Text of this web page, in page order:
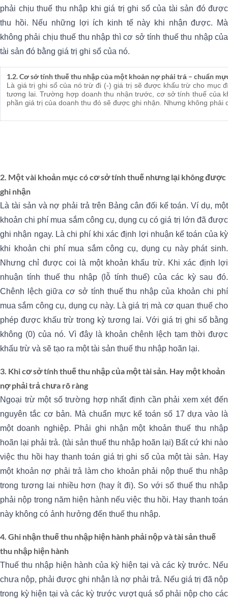
phải chịu thuế thu nhập khi giá trị ghi sổ của tài sản đó được
thu hồi. Nếu những lợi ích kinh tế này khi nhận được. Mà
không phải chịu thuế thu nhập thì cơ sở tính thuế thu nhập của
tài sản đó bằng giá trị ghi sổ của nó.
1.2. Cơ sở tính thuế thu nhập của một khoản nợ phải trả – chuẩn
Là giá trị ghi sổ của nó trừ đi (-) giá trị sẽ được khấu trừ cho mục
tương lai. Trường hợp doanh thu nhận trước, cơ sở tính thuế của
phần giá trị của doanh thu đó sẽ được ghi nhận. Nhưng không phải
2. Một vài khoản mục có cơ sở tính thuế nhưng lại không được
ghi nhận
Là tài sản và nợ phải trả trên Bảng cân đối kế toán. Ví dụ, một
khoản chi phí mua sắm công cụ, dụng cụ có giá trị lớn đã được
ghi nhận ngay. Là chi phí khi xác định lợi nhuận kế toán của kỳ
khi khoản chi phí mua sắm công cụ, dụng cụ này phát sinh.
Nhưng chỉ được coi là một khoản khấu trừ. Khi xác định lợi
nhuận tính thuế thu nhập (lỗ tính thuế) của các kỳ sau đó.
Chênh lệch giữa cơ sở tính thuế thu nhập của khoản chi phí
mua sắm công cụ, dụng cụ này. Là giá trị mà cơ quan thuế cho
phép được khấu trừ trong kỳ tương lai. Với giá trị ghi sổ bằng
không (0) của nó. Vì đây là khoản chênh lệch tạm thời được
khấu trừ và sẽ tạo ra một tài sản thuế thu nhập hoãn lại.
3. Khi cơ sở tính thuế thu nhập của một tài sản. Hay một khoản
nợ phải trả chưa rõ ràng
Ngoại trừ một số trường hợp nhất định cần phải xem xét đến
nguyên tắc cơ bản. Mà chuẩn mực kế toán số 17 dựa vào là
một doanh nghiệp. Phải ghi nhận một khoản thuế thu nhập
hoãn lại phải trả. (tài sản thuế thu nhập hoãn lại) Bất cứ khi nào
việc thu hồi hay thanh toán giá trị ghi sổ của một tài sản. Hay
một khoản nợ phải trả làm cho khoản phải nộp thuế thu nhập
trong tương lai nhiều hơn (hay ít đi). So với số thuế thu nhập
phải nộp trong năm hiện hành nếu việc thu hồi. Hay thanh toán
này không có ảnh hưởng đến thuế thu nhập.
4. Ghi nhận thuế thu nhập hiện hành phải nộp và tài sản thuế
thu nhập hiện hành
Thuế thu nhập hiện hành của kỳ hiện tại và các kỳ trước. Nếu
chưa nộp, phải được ghi nhận là nợ phải trả. Nếu giá trị đã nộp
trong kỳ hiện tại và các kỳ trước vượt quá số phải nộp cho các